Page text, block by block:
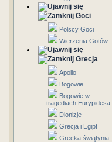
Goci
Polscy Goci
Wierzenia Gotów
Grecja
Apollo
Bogowie
Bogowie w
tragediach Eurypidesa
Dionizje
Grecja i Egipt
Grecka świątynia